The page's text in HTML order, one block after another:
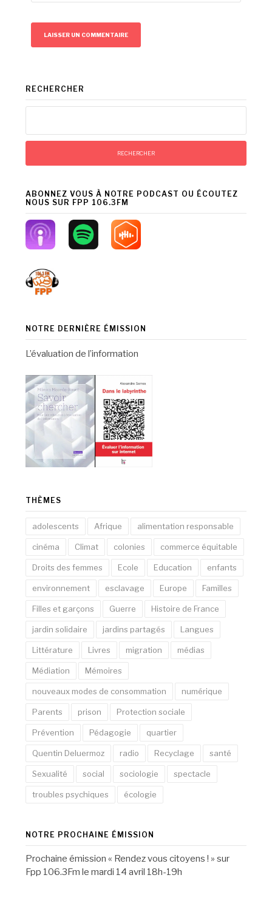
RECHERCHER
ABONNEZ VOUS À NOTRE PODCAST OU ÉCOUTEZ
NOUS SUR FPP 106.3FM
NOTRE DERNIÈRE ÉMISSION
L’évaluation de l’information
THÈMES
adolescents Afrique alimentation responsable
cinéma Climat colonies commerce équitable
Droits des femmes Ecole Education enfants
environnement esclavage Europe Familles
Filles et garçons Guerre Histoire de France
jardin solidaire jardins partagés Langues
Littérature Livres migration médias
Médiation Mémoires
nouveaux modes de consommation numérique
Parents prison Protection sociale
Prévention Pédagogie quartier
Quentin Deluermoz radio Recyclage santé
Sexualité social sociologie spectacle
troubles psychiques écologie
NOTRE PROCHAINE ÉMISSION
Prochaine émission « Rendez vous citoyens ! » sur
Fpp 106.3Fm le mardi 14 avril 18h-19h